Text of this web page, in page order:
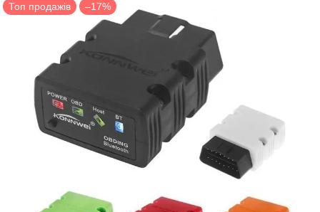
Топ продажів –17%